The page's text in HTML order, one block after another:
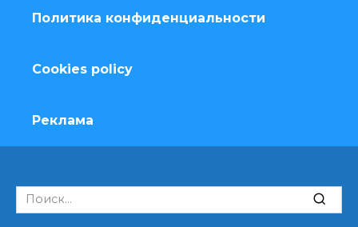
Политика конфиденциальности
Cookies policy
Реклама
Search
for: